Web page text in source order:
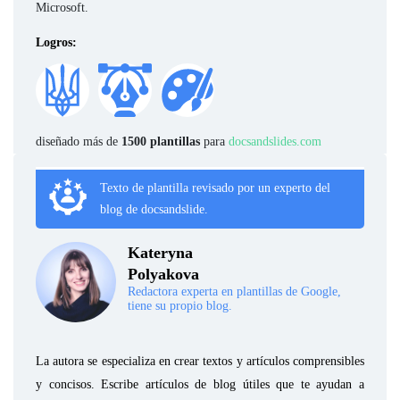
Microsoft.
Logros:
diseñado más de 1500 plantillas para docsandslides.com
Texto de plantilla revisado por un experto del
blog de docsandslide.
Kateryna
Polyakova
Redactora experta en plantillas de Google,
tiene su propio blog.
La autora se especializa en crear textos y artículos comprensibles
y concisos. Escribe artículos de blog útiles que te ayudan a